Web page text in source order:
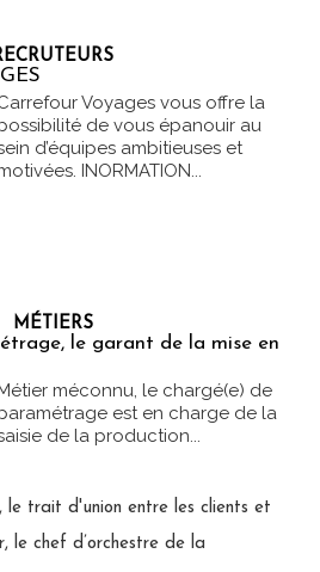
Voyages vous offre la
de vous épanouir au
d’équipes ambitieuses et
INORMATION...
MÉTIERS
le garant de la mise en
méconnu, le chargé(e) de
est en charge de la
de la production...
le trait d'union entre les clients et
le chef d’orchestre de la